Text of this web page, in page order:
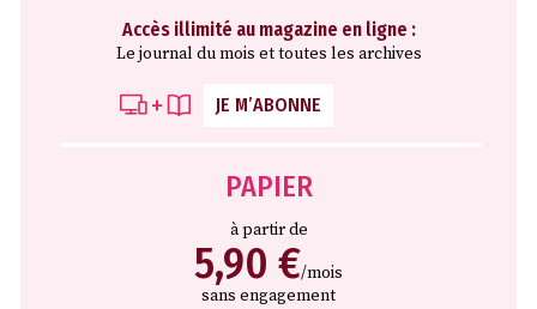
Accès illimité au magazine en ligne :
Le journal du mois et toutes les archives
JE M’ABONNE
PAPIER
à partir de
5,90 €/mois
sans engagement